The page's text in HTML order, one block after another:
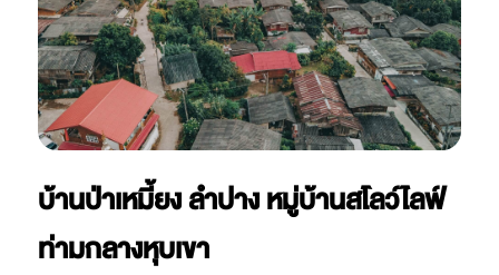
บ้านป่าเหมี้ยง ลำปาง หมู่บ้านสโลว์ไลฟ์
ท่ามกลางหุบเขา